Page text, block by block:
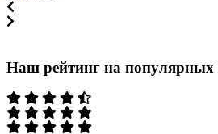
Наш рейтинг на